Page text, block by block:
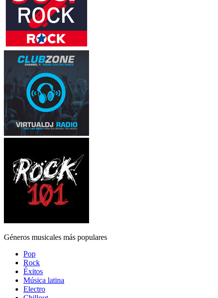
Géneros musicales más populares
Pop
Rock
Éxitos
Música latina
Electro